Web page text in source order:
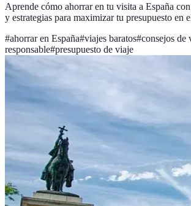
Aprende cómo ahorrar en tu visita a España
y estrategias para maximizar tu presupuesto en
#ahorrar en España#viajes baratos#consejos de
responsable#presupuesto de viaje